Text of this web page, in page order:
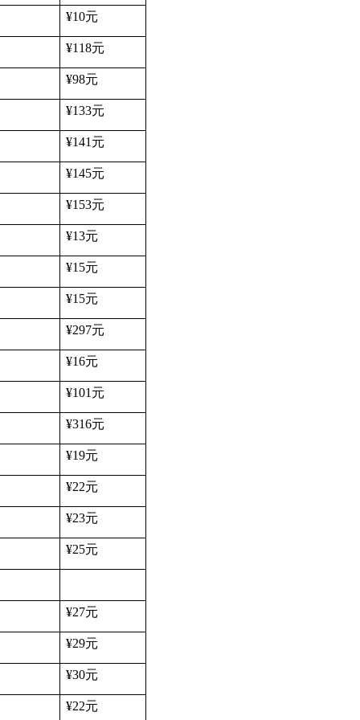
¥10元
¥118元
¥98元
¥133元
¥141 元
¥145元
¥153元
¥13元
¥15元
¥15元
¥297元
¥16元
¥101 元
¥316元
¥19元
¥22元
¥23元
¥25元
¥27元
¥29元
¥30元
¥22元